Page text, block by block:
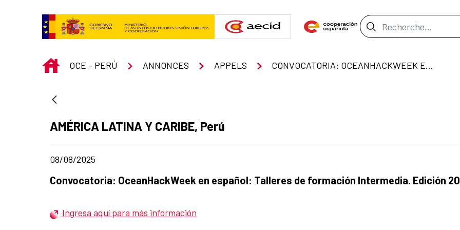
Barre de
INICIO
OCE - PERÚ ANNONCES APPELS CONVOCATORIA: OCEANHACKWEEK EN ESPAÑOL: TALLERES DE FORMACIÓN INTERMEDIA. EDICIÓN 2025
Apartado del anuncio:
AMÉRICA LATINA Y CARIBE, Perú
Fecha de publicación de la noticia
08/08/2025
Título del anuncio:
Convocatoria: OceanHackWeek en español: Talleres de formación Intermedia. Edición
Ingresa aquí para más información